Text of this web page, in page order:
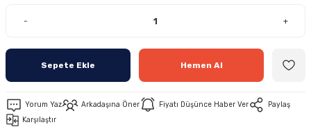
- +
Sepete Ekle Hemen Al
Yorum Yaz Arkadaşına Öner Fiyatı Düşünce Haber Ver
Paylaş
Karşılaştır